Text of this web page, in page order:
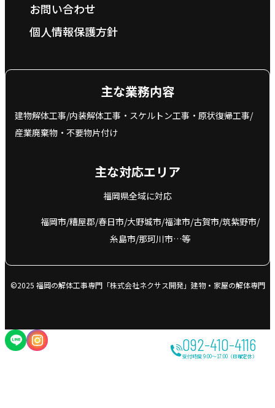
お問い合わせ
個人情報保護方針
主な業務内容
建物解体工事/内装解体工事・スケルトン工事・原状復帰工事/
産業廃棄物‧不要物片付け
主な対応エリア
福岡県全域に対応
福岡市 糟屋郡 春日市 大野城市 福津市 古賀市 筑紫野市
糸島市 那珂川市…等
©2025 福岡の解体工事専門「株式会社ネクサス開発」建物・家屋の解体専門
092-410-4116
受付時間 9:00～17:00（日曜定休）